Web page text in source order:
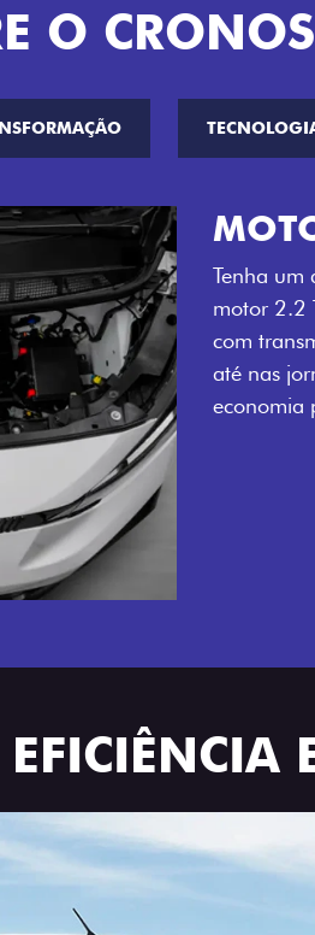
O CRONOS
Tenha um
motor 2.2
com
até nas
economia